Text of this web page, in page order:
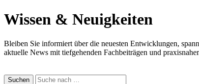
Wissen & Neuigkeiten
Bleiben Sie informiert über die neuesten Entwicklungen,
aktuelle News mit tiefgehenden Fachbeiträgen und
Suchen